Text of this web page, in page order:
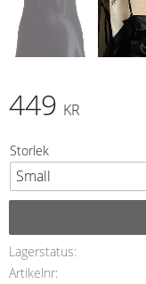
449 KR
Storlek
Lagerstatus
Artikelnr